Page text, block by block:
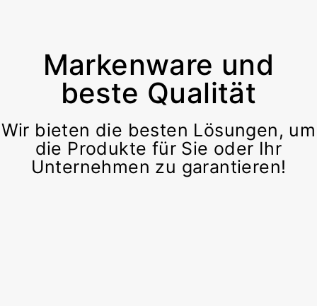
Markenware und
beste Qualität
Wir bieten die besten Lösungen, um
die Produkte für Sie oder Ihr
Unternehmen zu garantieren!